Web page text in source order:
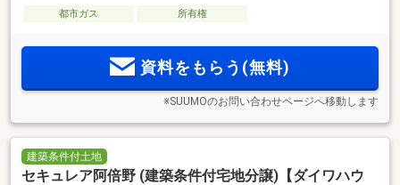
都市ガス 所有権
資料をもらう(無料)
※SUUMOのお問い合わせページへ移動します
建築条件付土地
セキュレア阿倍野 (建築条件付宅地分譲)【ダイワハウ